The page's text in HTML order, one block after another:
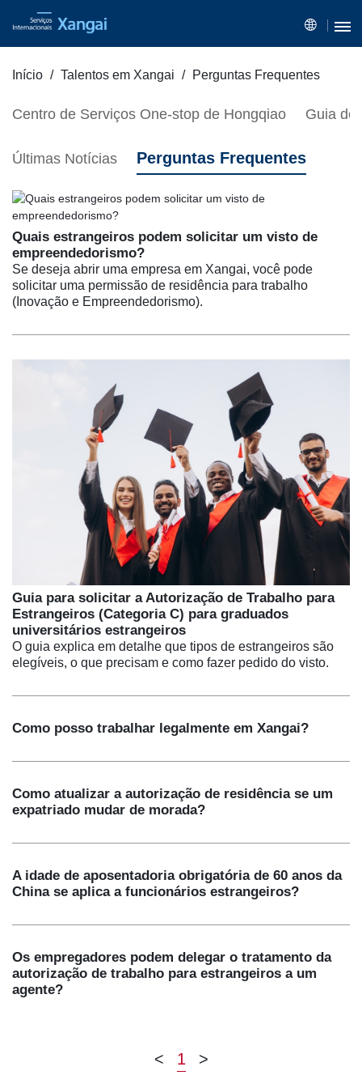
Início Talentos em Xangai Perguntas Frequentes
Centro de Serviços One-stop de Hongqiao Guia de
Últimas Notícias Perguntas Frequentes
Quais estrangeiros podem solicitar um visto de
empreendedorismo?
Se deseja abrir uma empresa em Xangai, você pode
solicitar uma permissão de residência para trabalho
(Inovação e Empreendedorismo).
Guia para solicitar a Autorização de Trabalho para
Estrangeiros (Categoria C) para graduados
universitários estrangeiros
O guia explica em detalhe que tipos de estrangeiros são
elegíveis, o que precisam e como fazer pedido do visto.
Como posso trabalhar legalmente em Xangai?
Como atualizar a autorização de residência se um
expatriado mudar de morada?
A idade de aposentadoria obrigatória de 60 anos da
China se aplica a funcionários estrangeiros?
Os empregadores podem delegar o tratamento da
autorização de trabalho para estrangeiros a um
agente?
< 1 >